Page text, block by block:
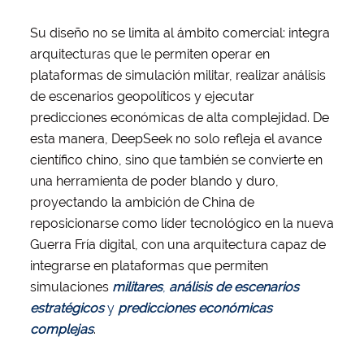
Su diseño no se limita al ámbito comercial: integra
arquitecturas que le permiten operar en
plataformas de simulación militar, realizar análisis
de escenarios geopolíticos y ejecutar
predicciones económicas de alta complejidad. De
esta manera, DeepSeek no solo refleja el avance
científico chino, sino que también se convierte en
una herramienta de poder blando y duro,
proyectando la ambición de China de
reposicionarse como líder tecnológico en la nueva
Guerra Fría digital, con una arquitectura capaz de
integrarse en plataformas que permiten
simulaciones militares, análisis de escenarios
estratégicosy predicciones económicas
complejas.